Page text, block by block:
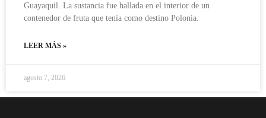
Guayaquil. La sustancia fue hallada en el interior de un
contenedor de fruta que tenía como destino Polonia.
LEER MÁS »
agosto 7, 2026